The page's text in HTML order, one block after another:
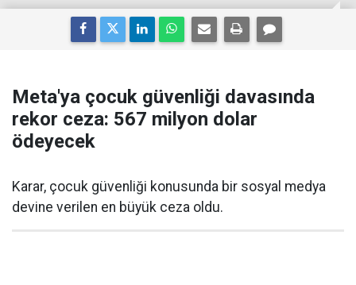
Meta'ya çocuk güvenliği davasında
rekor ceza: 567 milyon dolar
ödeyecek
Karar, çocuk güvenliği konusunda bir sosyal medya
devine verilen en büyük ceza oldu.